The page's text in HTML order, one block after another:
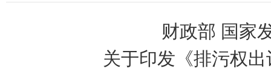
财政部 国家
关于印发《排污权